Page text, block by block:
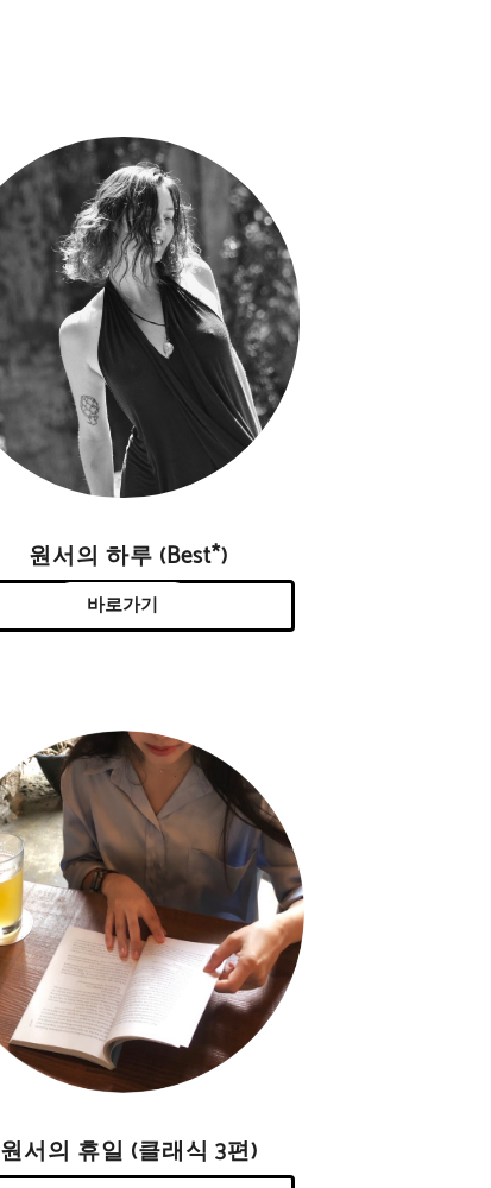
원서의 하루 (Best*)
바로가기
원서의 휴일 (클래식 3편)